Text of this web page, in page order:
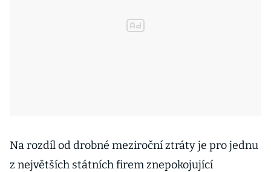
Na rozdíl od drobné meziroční ztráty je pro jednu
z největších státních firem znepokojující